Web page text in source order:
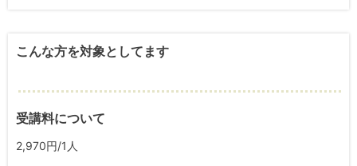
こんな方を対象としてます
受講料について
2,970円/1人